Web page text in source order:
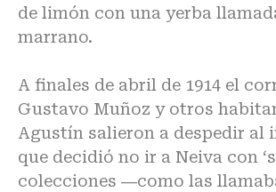
de limón con una yerba
marrano.
A finales de abril de 1914 el
Gustavo Muñoz y otros
Agustín salieron a despedir al
que decidió no ir a Neiva con
colecciones ―como las